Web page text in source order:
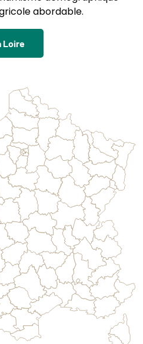
abordable.
Loire